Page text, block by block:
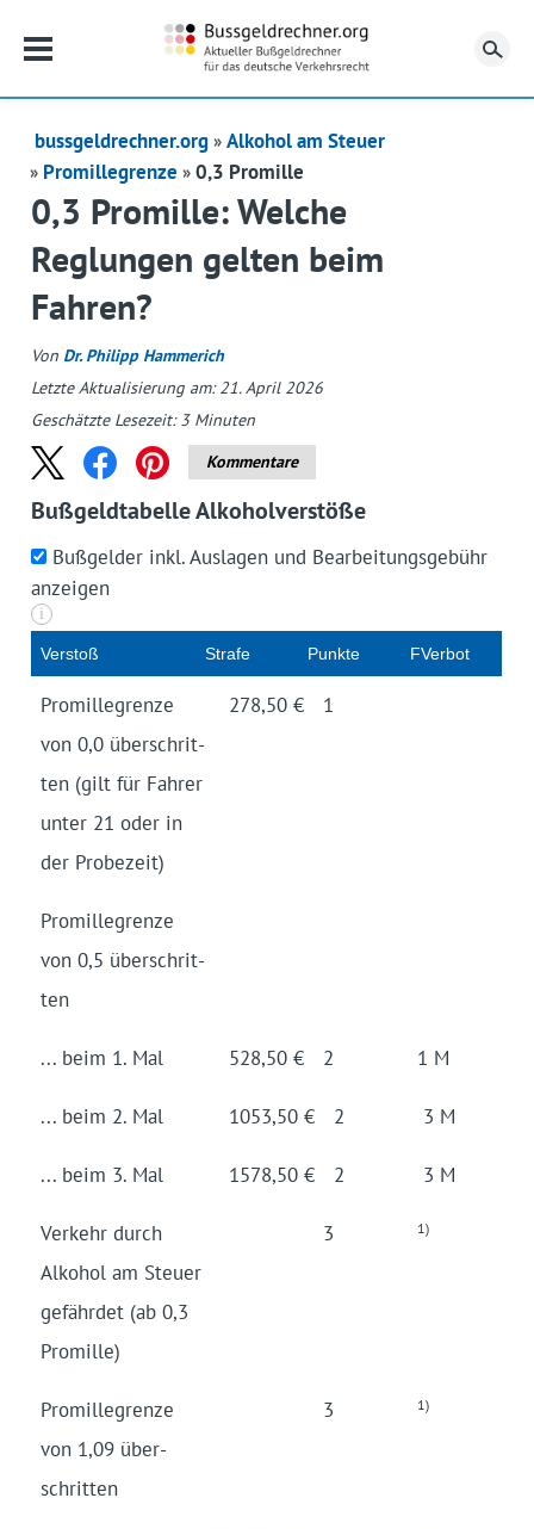
bussgeldrechner.org
Alkohol am Steuer
Promillegrenze
0,3 Promille
0,3 Promille: Welche
Reglungen gelten beim
Fahren?
Von Dr. Philipp Hammerich
Letzte Aktualisierung am: 21. April 2026
Geschätzte Lesezeit:3 Minuten
Kommentare
Bußgeldtabelle Alkoholverstöße
Bußgelder inkl. Auslagen und Bearbeitungsgebühr
anzeigen
i
Ver­stoß Strafe Punk­te FVerbot
Pro­mille­grenze
von 0,0 über­schrit­
ten (gilt für Fahrer
unter 21 oder in
der Probe­zeit)
278,50 € 1
Pro­mille­grenze
von 0,5 über­schrit­
ten
... beim 1. Mal 528,50 € 2 1 M
... beim 2. Mal 1053,50 € 2 3 M
... beim 3. Mal 1578,50 € 2 3 M
Verkehr durch
Alko­hol am Steuer
gefähr­det (ab 0,3
Promil­le)
3 1)
Pro­mille­grenze
von 1,09 über­
schrit­ten
3 1)